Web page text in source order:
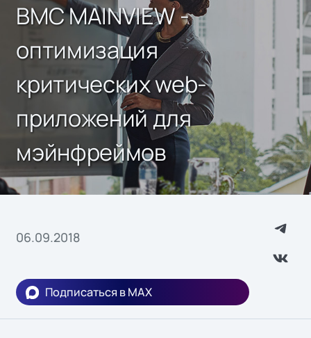
BMC MAINVIEW -
оптимизация
критических web-
приложений для
мэйнфреймов
06.09.2018
Подписаться в MAX